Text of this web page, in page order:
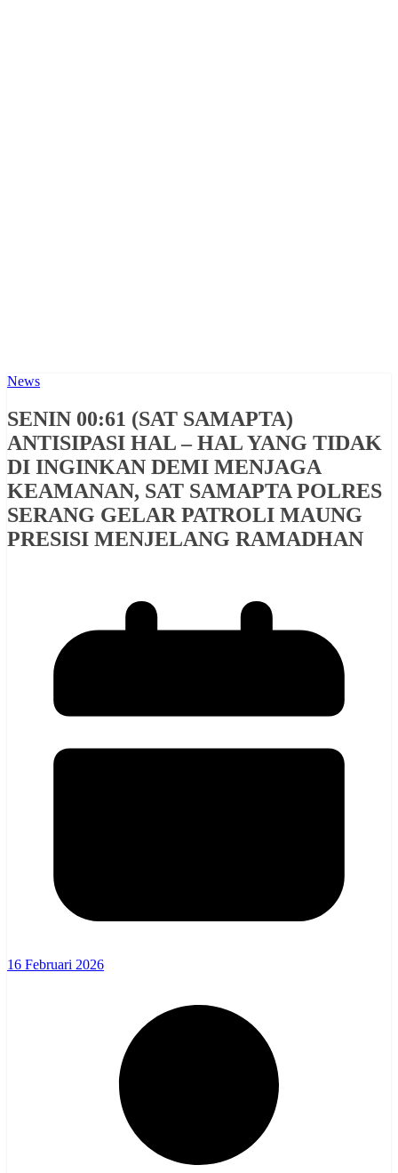
News
SENIN 00:61 (SAT SAMAPTA)
ANTISIPASI HAL – HAL YANG TIDAK
DI INGINKAN DEMI MENJAGA
KEAMANAN, SAT SAMAPTA POLRES
SERANG GELAR PATROLI MAUNG
PRESISI MENJELANG RAMADHAN
16 Februari 2026